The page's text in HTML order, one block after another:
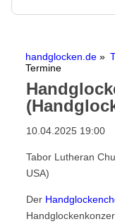
Handglocken
Chimes
Termine
Kalenderansicht
Weltkarte
handglocken.de
Termine
10.04.2025 19:00
Tabor Lutheran
USA)
Der